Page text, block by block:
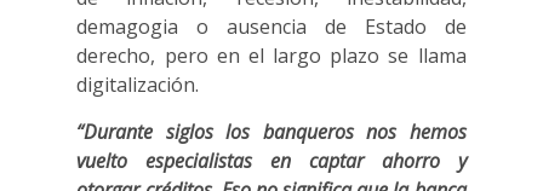
demagogia o ausencia de Estado de
derecho, pero en el largo plazo se llama
digitalización.
“Durante siglos los banqueros nos hemos
vuelto especialistas en captar ahorro y